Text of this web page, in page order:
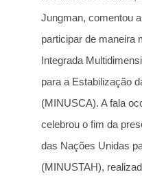
Jungman, comentou
participar de maneira
Integrada
para a Estabilização
(MINUSCA). A fala
celebrou o fim da
das Nações Unidas
(MINUSTAH),